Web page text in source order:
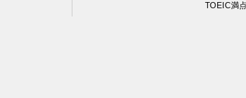
TOEIC満